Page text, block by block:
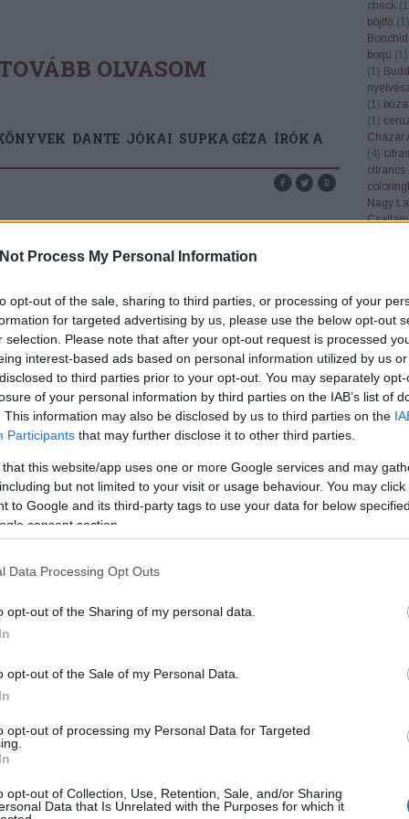
Process My Personal Information
opt-out of the sale, sharing to third parties, or processing of your
for targeted advertising by us, please use the below opt-out
selection. Please note that after your opt-out request is processed
interest-based ads based on personal information utilized by us
to third parties prior to your opt-out. You may separately
of your personal information by third parties on the IAB’s list of
This information may also be disclosed by us to third parties on the
Participants that may further disclose it to other third parties.
that this website/app uses one or more Google services and may
but not limited to your visit or usage behaviour. You may
to Google and its third-party tags to use your data for below
consent section.
Data Processing Opt Outs
opt-out of the Sharing of my personal data.
opt-out of the Sale of my Personal Data.
opt-out of processing my Personal Data for Targeted
opt-out of Collection, Use, Retention, Sale, and/or Sharing
Data that Is Unrelated with the Purposes for which it
OLVASOM
DANTE JÓKAI SUPKA GÉZA ÍRÓK A
ÉS A JÓKAI-
Gábor, a TINTA Könyvkiadó igazgató-
Jókai szókincséről és a kiadó Jókai-
tartott előadást a Tomor Pál Főiskola
2025. november 19-én.
az előadás diasorát.
OLVASOM
JÓKAI KISS GÁBOR
enciklopédia a nagy magyar író egyedülálló
konkrétabban 74 regényének,
check (1
böjtfő (1)
borjú (1)
(1)
(1)
(1)
Cházár
(4)
citrancs
Nagy
csiperke
Csúcs
Győző
Dreher
1
dukkó
(